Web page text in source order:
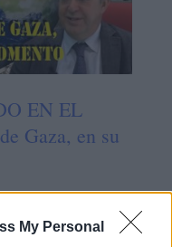
My Personal
EN EL
Gaza, en su